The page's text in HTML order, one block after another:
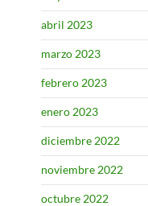
abril 2023
marzo 2023
febrero 2023
enero 2023
diciembre 2022
noviembre 2022
octubre 2022